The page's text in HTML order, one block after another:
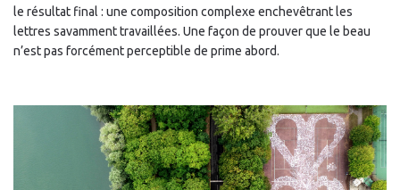
le résultat final : une composition complexe enchevêtrant les
lettres savamment travaillées. Une façon de prouver que le beau
n’est pas forcément perceptible de prime abord.